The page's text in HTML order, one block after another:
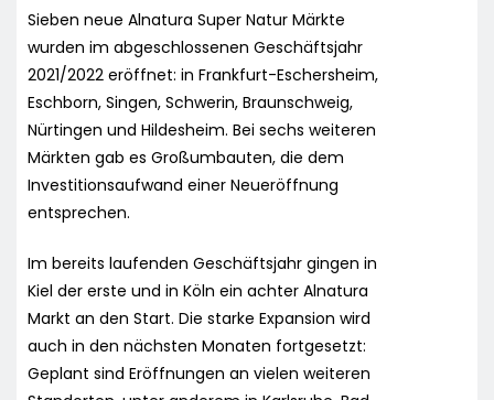
Sieben neue Alnatura Super Natur Märkte
wurden im abgeschlossenen Geschäftsjahr
2021/2022 eröffnet: in Frankfurt-Eschersheim,
Eschborn, Singen, Schwerin, Braunschweig,
Nürtingen und Hildesheim. Bei sechs weiteren
Märkten gab es Großumbauten, die dem
Investitionsaufwand einer Neueröffnung
entsprechen.
Im bereits laufenden Geschäftsjahr gingen in
Kiel der erste und in Köln ein achter Alnatura
Markt an den Start. Die starke Expansion wird
auch in den nächsten Monaten fortgesetzt:
Geplant sind Eröffnungen an vielen weiteren